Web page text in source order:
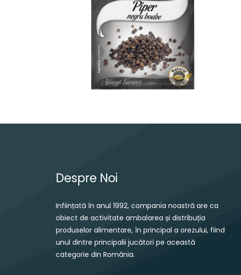
Navigare în articole
Despre Noi
Inființată în anul 1992, compania noastră are ca
obiect de activitate ambalarea și distribuția
produselor alimentare, în principal a orezului, fiind
unul dintre principalii jucători pe această
categorie din România.